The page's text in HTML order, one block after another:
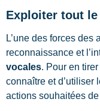
Exploiter tout
L’une des forces des
reconnaissance et
vocales. Pour en
connaître et d’utiliser
actions souhaitées